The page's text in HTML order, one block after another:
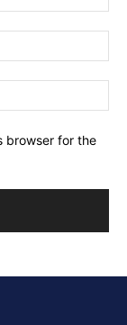
browser for the